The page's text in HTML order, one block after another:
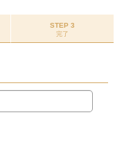
STEP 3
完了